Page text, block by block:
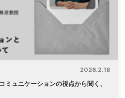
2026.2.18
ミュニケーションの視点から聞く、